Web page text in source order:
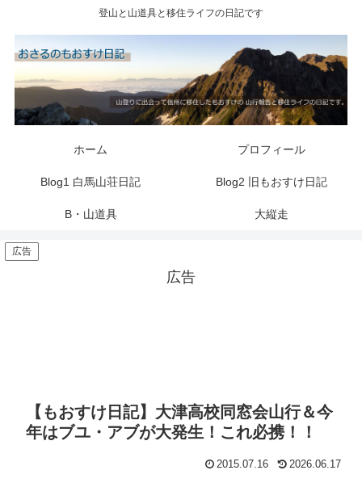
登山と山道具と移住ライフの日記です
ホーム プロフィール
Blog1 白馬山荘日記 Blog2 旧もおすけ日記
B・山道具 大縦走
広告
広告
【もおすけ日記】大津高校同窓会山行＆今
年はブユ・アブが大発生！これ必携！！
2015.07.16 2026.06.17